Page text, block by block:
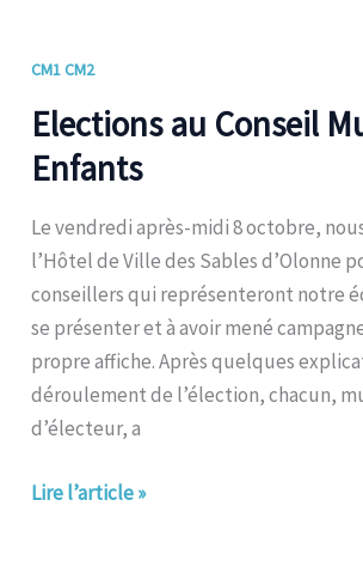
CM1 CM2
Elections au Conseil
Enfants
Le vendredi après-midi 8 octobre,
l’Hôtel de Ville des Sables d’Olonne
conseillers qui représenteront notre
se présenter et à avoir mené
propre affiche. Après quelques
déroulement de l’élection, chacun,
d’électeur, a
Elections
Conseil
Municipal
Enfants
Lire l’article »